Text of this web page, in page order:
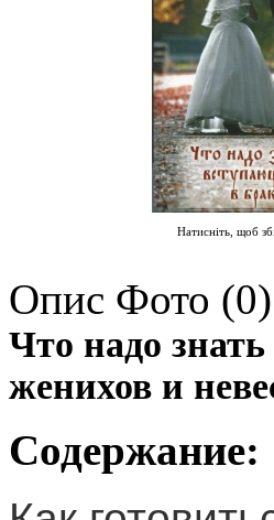
Натисніть, щоб
Опис Фото (0)
Что надо
женихов и
Содержание: